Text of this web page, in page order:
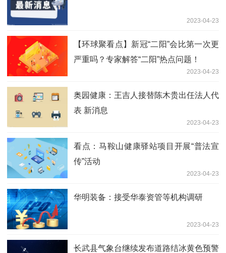
2023-04-23
【环球聚看点】新冠“二阳”会比第一次更
严重吗？专家解答“二阳”热点问题！
2023-04-23
奥园健康：王吉人接替陈木贵出任法人代
表 新消息
2023-04-23
看点：马鞍山健康驿站项目开展“普法宣
传”活动
2023-04-23
华明装备：接受华泰资管等机构调研
2023-04-23
长武县气象台继续发布道路结冰黄色预警